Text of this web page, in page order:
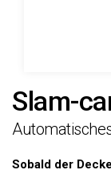
Slam-
Sobald der